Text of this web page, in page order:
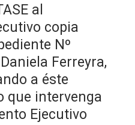
al
copia
Nº
Ferreyra,
a éste
que intervenga
Ejecutivo